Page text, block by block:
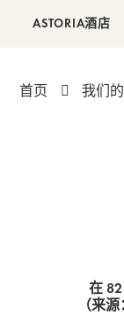
ASTORIA酒店
首页 我们
在
（来